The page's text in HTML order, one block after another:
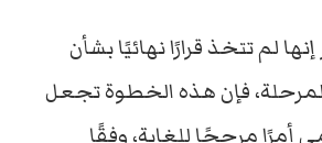
لم تتخذ قرارًا نهائيًا بشأن
فإن هذه الخطوة تجعل
أمرًا مرجحًا للغاية، وفقًا